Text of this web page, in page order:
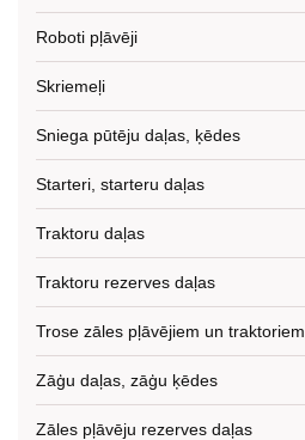
Roboti pļāvēji
Skriemeļi
Sniega pūtēju daļas, ķēdes
Starteri, starteru daļas
Traktoru daļas
Traktoru rezerves daļas
Trose zāles pļāvējiem un traktoriem
Zāģu daļas, zāģu ķēdes
Zāles pļāvēju rezerves daļas